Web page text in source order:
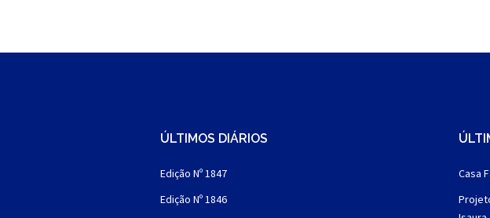
ÚLTIMOS DIÁRIOS
Edição Nº 1847
Edição Nº 1846
Casa